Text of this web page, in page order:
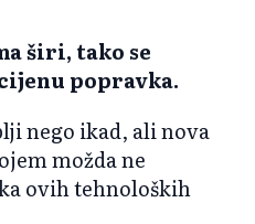
širi, tako se
popravka.
nego ikad, ali nova
možda ne
ovih tehnoloških